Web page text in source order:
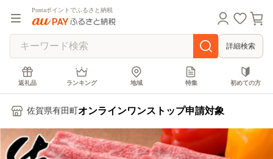
Pontaポイントでふるさと納税
詳細検索
返礼品 ランキング 地域 特集 初めての方
佐賀県有田町 オンラインワンストップ申請対象